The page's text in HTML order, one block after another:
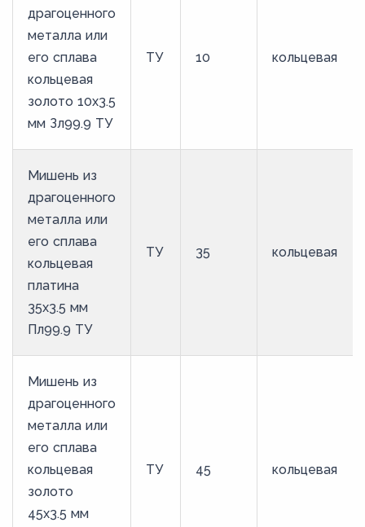
драгоценного
металла или
его сплава
кольцевая
золото 10х3.5
мм Зл99.9 ТУ
ТУ 10 кольцевая
Мишень из
драгоценного
металла или
его сплава
кольцевая
платина
35х3.5 мм
Пл99.9 ТУ
ТУ 35 кольцевая
Мишень из
драгоценного
металла или
его сплава
кольцевая
золото
45х3.5 мм
ТУ 45 кольцевая